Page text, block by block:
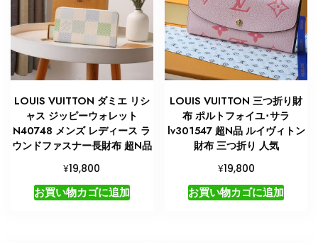
LOUIS VUITTON ダミエ リシ
ャス ジッピーウォレット
N40748 メンズ レディース ラ
ウンドファスナー長財布 超N品
¥19,800
お買い物カゴに追加
LOUIS VUITTON 三つ折り財
布 ポルトフォイユ･サラ
lv301547 超N品 ルイヴィトン
財布 三つ折り 人気
¥19,800
お買い物カゴに追加